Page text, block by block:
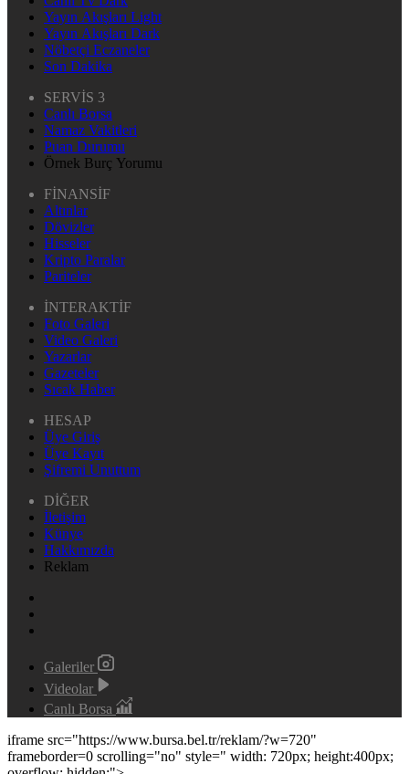
Yayın Akışları Light
Yayın Akışları Dark
Nöbetçi Eczaneler
Son Dakika
SERVİS 3
Canlı Borsa
Namaz Vakitleri
Puan Durumu
Örnek Burç Yorumu
FİNANSİF
Altınlar
Dövizler
Hisseler
Kripto Paralar
Pariteler
İNTERAKTİF
Foto Galeri
Video Galeri
Yazarlar
Gazeteler
Sıcak Haber
HESAP
Üye Giriş
Üye Kayıt
Şifremi Unuttum
DİĞER
İletişim
Künye
Hakkımızda
Reklam
Galeriler
Videolar
Canlı Borsa
iframe src="https://www.bursa.bel.tr/reklam/?w=720"
frameborder=0 scrolling="no" style=" width: 720px; height:400px;